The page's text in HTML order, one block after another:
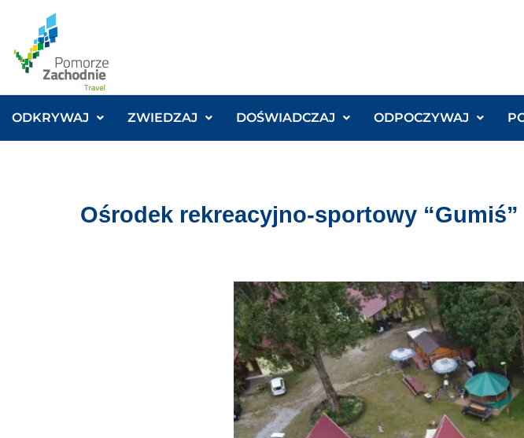
ODKRYWAJ ZWIEDZAJ DOŚWIADCZAJ ODPOCZYWAJ
Ośrodek rekreacyjno-sportowy “Gumiś”